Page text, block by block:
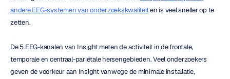
andere EEG-systemen van onderzoekskwaliteit en is veel sneller op te
zetten.
De 5 EEG-kanalen van Insight meten de activiteit in de frontale,
temporale en centraal-pariëtale hersengebieden. Veel onderzoekers
geven de voorkeur aan Insight vanwege de minimale installatie,